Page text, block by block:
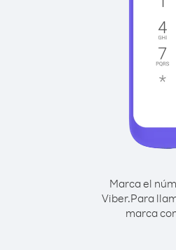
Marca el
Viber.Para
marca